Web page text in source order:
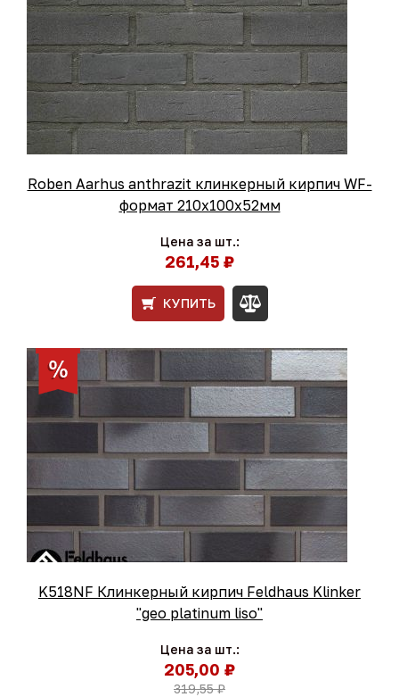
Roben Aarhus anthrazit клинкерный кирпич WF-
формат 210x100x52мм
Цена за шт.:
261,45 ₽
КУПИТЬ
K518NF Клинкерный кирпич Feldhaus Klinker
"geo platinum liso"
Цена за шт.:
205,00 ₽
319,55 ₽